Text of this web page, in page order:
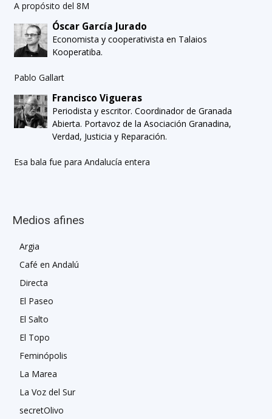
A propósito del 8M
Óscar García Jurado
Economista y cooperativista en Talaios
Kooperatiba.
Pablo Gallart
Francisco Vigueras
Periodista y escritor. Coordinador de Granada
Abierta. Portavoz de la Asociación Granadina,
Verdad, Justicia y Reparación.
Esa bala fue para Andalucía entera
Medios afines
Argia
Café en Andalú
Directa
El Paseo
El Salto
El Topo
Feminópolis
La Marea
La Voz del Sur
secretOlivo